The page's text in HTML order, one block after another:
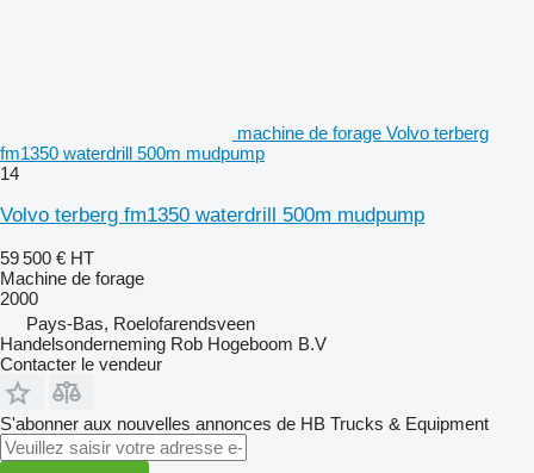
machine de forage Volvo terberg
fm1350 waterdrill 500m mudpump
14
Volvo terberg fm1350 waterdrill 500m mudpump
59 500 € HT
Machine de forage
2000
Pays-Bas, Roelofarendsveen
Handelsonderneming Rob Hogeboom B.V
Contacter le vendeur
S'abonner aux nouvelles annonces de HB Trucks & Equipment